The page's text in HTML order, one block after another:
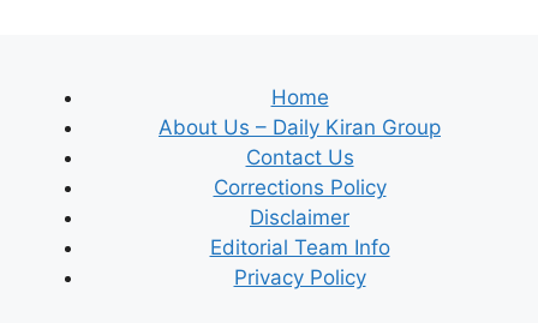
Home
About Us – Daily Kiran Group
Contact Us
Corrections Policy
Disclaimer
Editorial Team Info
Privacy Policy